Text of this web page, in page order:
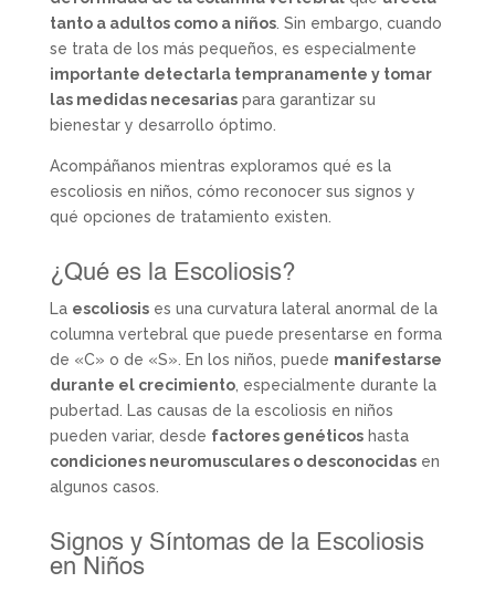
tanto a adultos como a niños. Sin embargo, cuando
se trata de los más pequeños, es especialmente
importante detectarla tempranamente y tomar
las medidas necesariaspara garantizar su
bienestar y desarrollo óptimo.
Acompáñanos mientras exploramos qué es la
escoliosis en niños, cómo reconocer sus signos y
qué opciones de tratamiento existen.
¿Qué es la Escoliosis?
La escoliosises una curvatura lateral anormal de la
columna vertebral que puede presentarse en forma
de «C» o de «S». En los niños, puede manifestarse
durante el crecimiento, especialmente durante la
pubertad. Las causas de la escoliosis en niños
pueden variar, desde factores genéticoshasta
condiciones neuromusculares o desconocidasen
algunos casos.
Signos y Síntomas de la Escoliosis
en Niños